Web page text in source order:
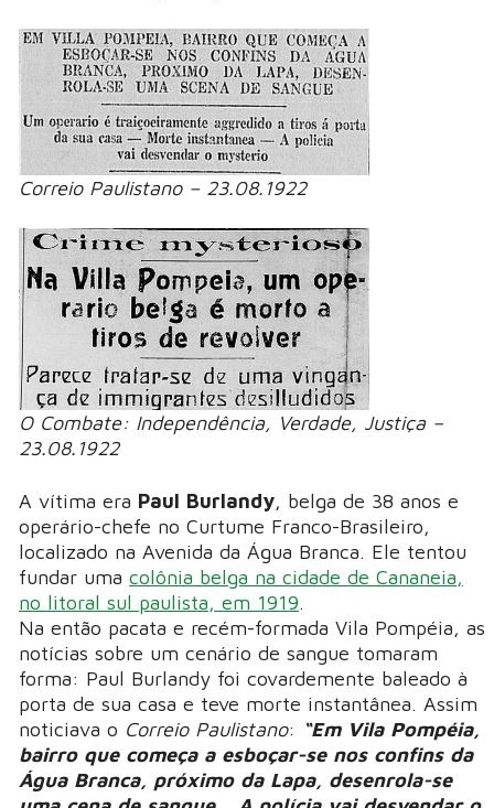
Correio Paulistano – 23.08.1922
O Combate: Independência, Verdade, Justiça –
23.08.1922
A vítima era Paul Burlandy, belga de 38 anos e
operário-chefe no Curtume Franco-Brasileiro,
localizado na Avenida da Água Branca. Ele tentou
fundar uma colônia belga na cidade de Cananeia,
no litoral sul paulista, em 1919.
Na então pacata e recém-formada Vila Pompéia, as
notícias sobre um cenário de sangue tomaram
forma: Paul Burlandy foi covardemente baleado à
porta de sua casa e teve morte instantânea. Assim
noticiava o Correio Paulistano:
“Em Vila Pompéia,
bairro que começa a esboçar-se nos confins da
Água Branca, próximo da Lapa, desenrola-se